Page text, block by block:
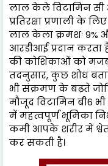
लाल केले विटामिन सी
प्रतिरक्षा प्रणाली के
लाल केला क्रमशः 9%
आरडीआई प्रदान करता
की कोशिकाओं को
तदनुसार, कुछ शोध
भी संक्रमण के बढ़ते
मौजूद विटामिन बी6
में महत्वपूर्ण भूमिका
कमी आपके शरीर में
कर सकती है।